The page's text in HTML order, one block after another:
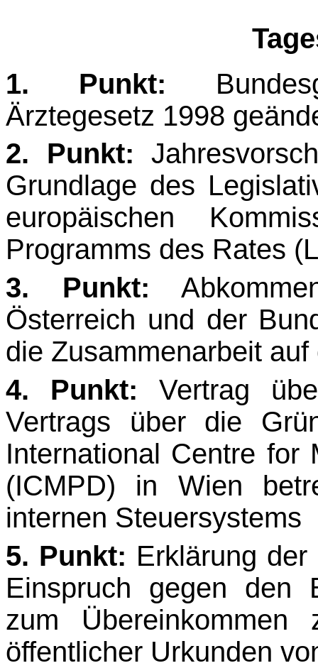
1. Punkt:
Ärztegesetz 1998
2. Punkt:
Grundlage des
europäischen
Programms des Ra­tes
3. Punkt:
Österreich und der
die Zusammenarbeit
4. Punkt: Vertrag
Vertrags über die
International Centre for
(ICMPD) in Wien
internen Steuersystems
5. Punkt: Erklärung
Einspruch gegen den
zum Übereinkommen
öffentlicher Urkun­den